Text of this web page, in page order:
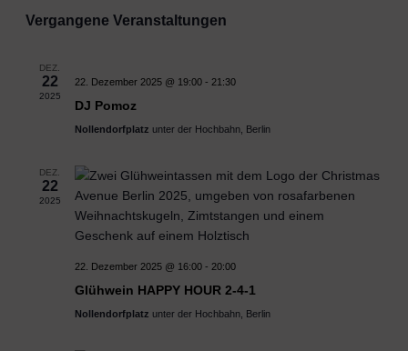
wählen.
Vergangene Veranstaltungen
DEZ.
22
2025
22. Dezember 2025 @ 19:00- 21:30
DJ Pomoz
Nollendorfplatz unter der Hochbahn, Berlin
DEZ.
22
2025
22. Dezember 2025 @ 16:00- 20:00
Glühwein HAPPY HOUR 2-4-1
Nollendorfplatz unter der Hochbahn, Berlin